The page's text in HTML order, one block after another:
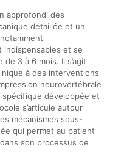
approfondi des
détaillée et un
indispensables et se
3 à 6 mois. Il s’agit
à des interventions
neurovertébrale
développée et
s’articule autour
mécanismes sous-
qui permet au patient
son processus de